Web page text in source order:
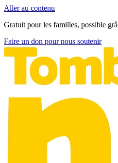
Aller au contenu
Gratuit pour les familles, possible
Faire un don pour nous soutenir